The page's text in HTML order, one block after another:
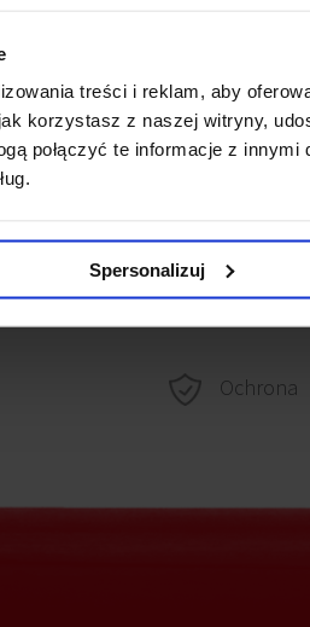
treści i reklam, aby
korzystasz z naszej witryny,
połączyć te informacje z innymi
Spersonalizuj
Ścianki
Ochrona